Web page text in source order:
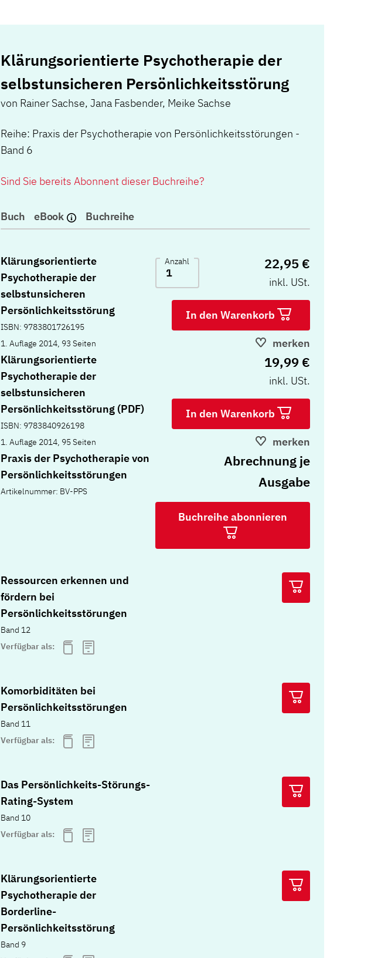
Klärungsorientierte Psychotherapie der
selbstunsicheren Persönlichkeitsstörung
von Rainer Sachse, Jana Fasbender, Meike Sachse
Reihe: Praxis der Psychotherapie von Persönlichkeitsstörungen -
Band 6
Sind Sie bereits Abonnent dieser Buchreihe?
Buch eBook Buchreihe
Klärungsorientierte
Psychotherapie der
selbstunsicheren
Persönlichkeitsstörung
ISBN: 9783801726195
1. Auflage 2014, 93 Seiten
Anzahl 22,95 €
inkl. USt.
In den Warenkorb
merken
Klärungsorientierte
Psychotherapie der
selbstunsicheren
Persönlichkeitsstörung (PDF)
ISBN: 9783840926198
1. Auflage 2014, 95 Seiten
19,99 €
inkl. USt.
In den Warenkorb
merken
Praxis der Psychotherapie von
Persönlichkeitsstörungen
Artikelnummer: BV-PPS
Abrechnung je
Ausgabe
Buchreihe abonnieren
Ressourcen erkennen und
fördern bei
Persönlichkeitsstörungen
Band 12
Verfügbar als:
Komorbiditäten bei
Persönlichkeitsstörungen
Band 11
Verfügbar als:
Das Persönlichkeits-Störungs-
Rating-System
Band 10
Verfügbar als:
Klärungsorientierte
Psychotherapie der
Borderline-
Persönlichkeitsstörung
Band 9